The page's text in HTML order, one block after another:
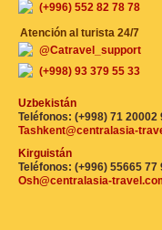
(+996) 552 82 78 78
Atención al turista 24/7
@Catravel_support
(+998) 93 379 55 33
Uzbekistán
Teléfonos: (+998) 71 20002
Tashkent@centralasia-
Kirguistán
Teléfonos: (+996) 55665 77
Osh@centralasia-